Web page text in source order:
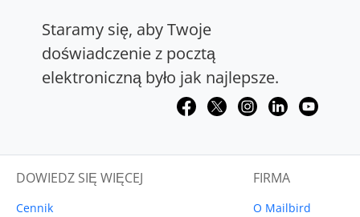
Staramy się, aby Twoje
doświadczenie z pocztą
elektroniczną było jak najlepsze.
DOWIEDZ SIĘ WIĘCEJ
Cennik
FIRMA
O Mailbird